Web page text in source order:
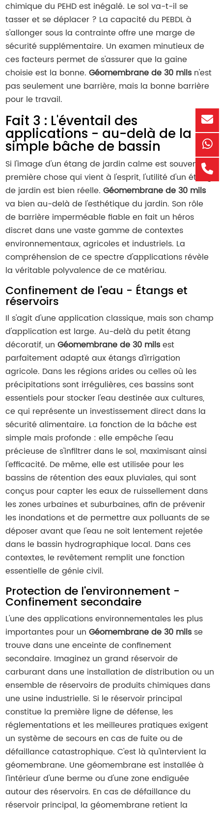
chimique du PEHD est inégalé. Le sol va-t-il se
tasser et se déplacer ? La capacité du PEBDL à
s'allonger sous la contrainte offre une marge de
sécurité supplémentaire. Un examen minutieux de
ces facteurs permet de s'assurer que la gaine
choisie est la bonne.Géomembrane de 30 milsn'est
pas seulement une barrière, mais la bonne barrière
pour le travail.
Fait 3 : L'éventail des
applications - au-delà de la
simple bâche de bassin
Si l'image d'un étang de jardin calme est souvent la
première chose qui vient à l'esprit, l'utilité d'un étang
de jardin est bien réelle.Géomembrane de 30 mils
va bien au-delà de l'esthétique du jardin. Son rôle
de barrière imperméable fiable en fait un héros
discret dans une vaste gamme de contextes
environnementaux, agricoles et industriels. La
compréhension de ce spectre d'applications révèle
la véritable polyvalence de ce matériau.
Confinement de l'eau - Étangs et
réservoirs
Il s'agit d'une application classique, mais son champ
d'application est large. Au-delà du petit étang
décoratif, unGéomembrane de 30 milsest
parfaitement adapté aux étangs d'irrigation
agricole. Dans les régions arides ou celles où les
précipitations sont irrégulières, ces bassins sont
essentiels pour stocker l'eau destinée aux cultures,
ce qui représente un investissement direct dans la
sécurité alimentaire. La fonction de la bâche est
simple mais profonde : elle empêche l'eau
précieuse de s'infiltrer dans le sol, maximisant ainsi
l'efficacité. De même, elle est utilisée pour les
bassins de rétention des eaux pluviales, qui sont
conçus pour capter les eaux de ruissellement dans
les zones urbaines et suburbaines, afin de prévenir
les inondations et de permettre aux polluants de se
déposer avant que l'eau ne soit lentement rejetée
dans le bassin hydrographique local. Dans ces
contextes, le revêtement remplit une fonction
essentielle de génie civil.
Protection de l'environnement -
Confinement secondaire
L'une des applications environnementales les plus
importantes pour unGéomembrane de 30 milsse
trouve dans une enceinte de confinement
secondaire. Imaginez un grand réservoir de
carburant dans une installation de distribution ou un
ensemble de réservoirs de produits chimiques dans
une usine industrielle. Si le réservoir principal
constitue la première ligne de défense, les
réglementations et les meilleures pratiques exigent
un système de secours en cas de fuite ou de
défaillance catastrophique. C'est là qu'intervient la
géomembrane. Une géomembrane est installée à
l'intérieur d'une berme ou d'une zone endiguée
autour des réservoirs. En cas de défaillance du
réservoir principal, la géomembrane retient la